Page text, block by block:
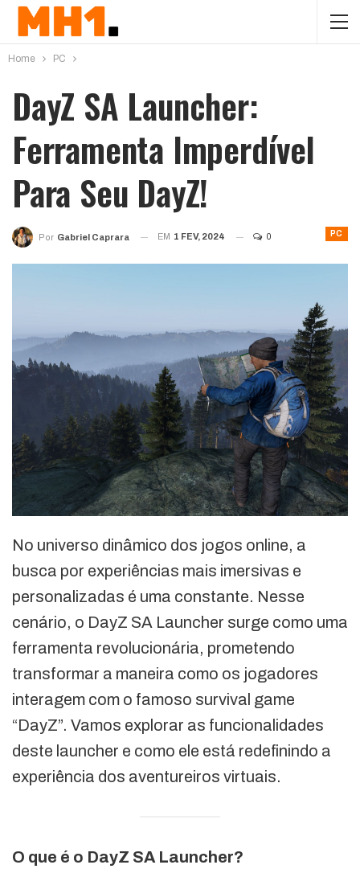
Home PC
DayZ SA Launcher:
Ferramenta Imperdível
Para Seu DayZ!
PC
Por Gabriel Caprara EM 1 FEV, 2024 0
No universo dinâmico dos jogos online, a
busca por experiências mais imersivas e
personalizadas é uma constante. Nesse
cenário, o DayZ SA Launcher surge como uma
ferramenta revolucionária, prometendo
transformar a maneira como os jogadores
interagem com o famoso survival game
“DayZ”. Vamos explorar as funcionalidades
deste launcher e como ele está redefinindo a
experiência dos aventureiros virtuais.
O que é o DayZ SA Launcher?